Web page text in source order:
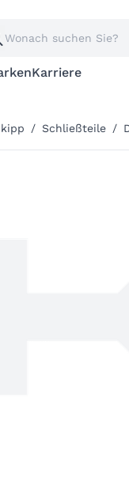
Karriere
/ Schließteile /